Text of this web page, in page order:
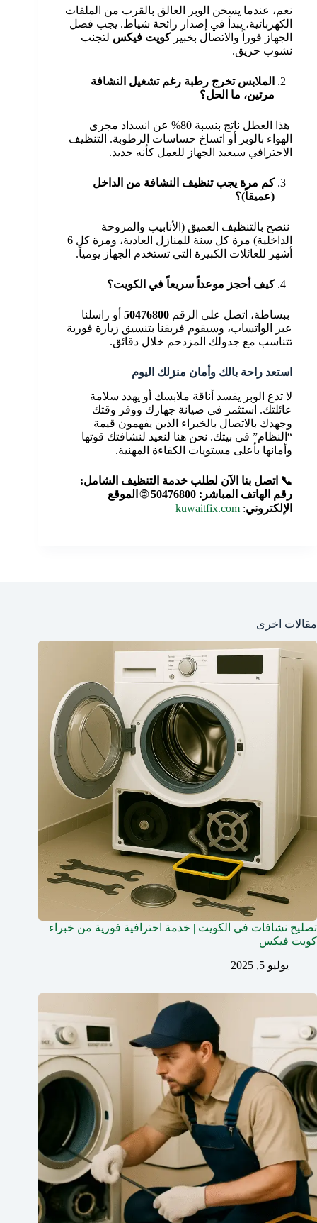
نعم، عندما يسخن الوبر العالق بالقرب من الملفات
الكهربائية، يبدأ في إصدار رائحة شياط. يجب فصل
الجهاز فوراً والاتصال بخبيركويت فيكس لتجنب
نشوب حريق.
الملابس تخرج رطبة رغم تشغيل النشافة
مرتين، ما الحل؟
هذا العطل ناتج بنسبة 80% عن انسداد مجرى
الهواء بالوبر أو اتساخ حساسات الرطوبة. التنظيف
الاحترافي سيعيد الجهاز للعمل كأنه جديد.
كم مرة يجب تنظيف النشافة من الداخل
(عميقاً)؟
ننصح بالتنظيف العميق (الأنابيب والمروحة
الداخلية) مرة كل سنة للمنازل العادية، ومرة كل 6
أشهر للعائلات الكبيرة التي تستخدم الجهاز يومياً.
كيف أحجز موعداً سريعاً في الكويت؟
ببساطة، اتصل على الرقم 50476800 أو راسلنا
عبر الواتساب، وسيقوم فريقنا بتنسيق زيارة فورية
تتناسب مع جدولك المزدحم خلال دقائق.
استعد راحة بالك وأمان منزلك اليوم
لا تدع الوبر يفسد أناقة ملابسك أو يهدد سلامة
عائلتك. استثمر في صيانة جهازك ووفر وقتك
وجهدك بالاتصال بالخبراء الذين يفهمون قيمة
“النظام” في بيتك. نحن هنا لنعيد لنشافتك قوتها
وأمانها بأعلى مستويات الكفاءة المهنية.
📞 اتصل بنا الآن لطلب خدمة التنظيف الشامل:
رقم الهاتف المباشر: 50476800
🌐 الموقع
الإلكتروني:
kuwaitfix.com
مقالات اخرى
تصليح نشافات في الكويت | خدمة احترافية فورية من خبراء
كويت فيكس
يوليو 5, 2025